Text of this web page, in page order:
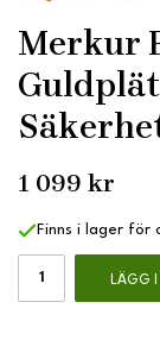
Merkur
1 099 kr
Finns i lager för
LÄGG I